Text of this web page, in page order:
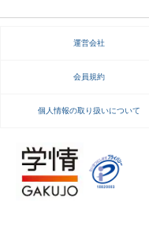
運営会社
会員規約
個人情報の取り扱いについて